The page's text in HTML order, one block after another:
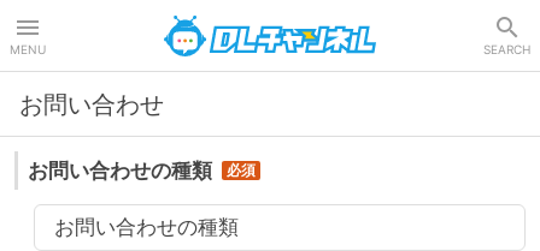
MENU SEARCH
お問い合わせ
お問い合わせの種類
お問い合わせの種類